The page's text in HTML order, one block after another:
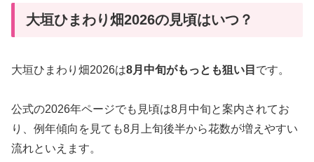
大垣ひまわり畑2026の見頃はいつ？
大垣ひまわり畑2026は8月中旬がもっとも狙い目 です。
公式の2026年ページでも見頃は8月中旬と案内されてお
り、例年傾向を見ても8月上旬後半から花数が増えやすい
流れといえます。